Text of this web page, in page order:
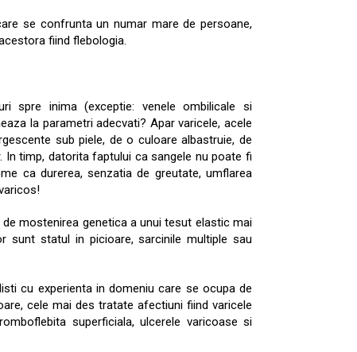
se confrunta un numar mare de persoane,
fiind flebologia.
spre inima (exceptie: venele ombilicale si
la parametri adecvati? Apar varicele, acele
sub piele, de o culoare albastruie, de
timp, datorita faptului ca sangele nu poate fi
ca durerea, senzatia de greutate, umflarea
mostenirea genetica a unui tesut elastic mai
sunt statul in picioare, sarcinile multiple sau
cu experienta in domeniu care se ocupa de
cele mai des tratate afectiuni fiind varicele
superficiala, ulcerele varicoase si